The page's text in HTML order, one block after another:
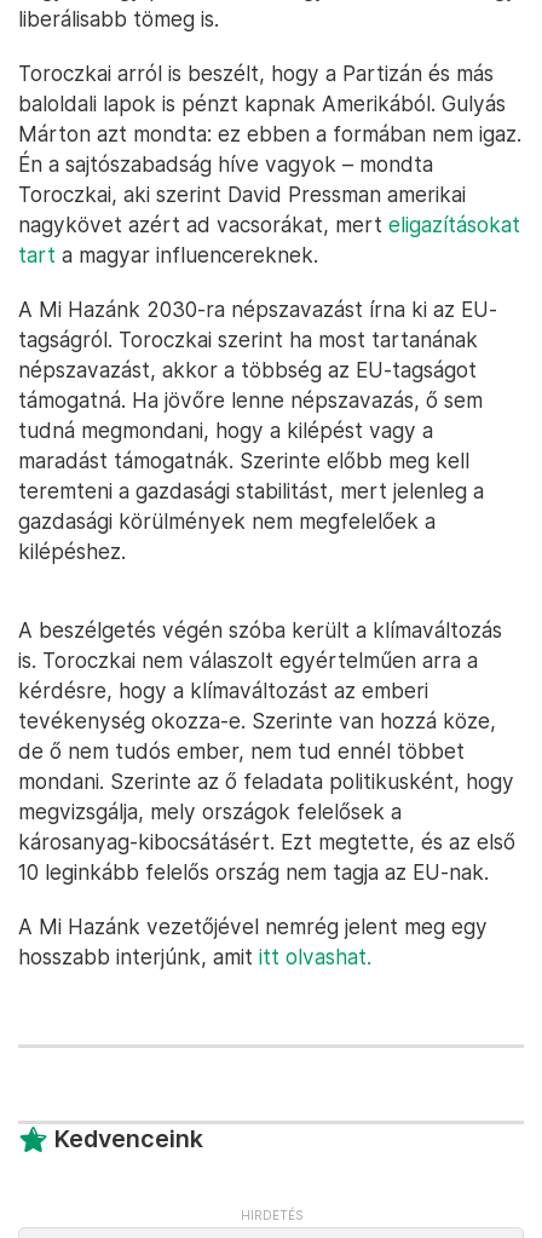
liberálisabb tömeg is.
Toroczkai arról is beszélt, hogy a Partizán és más
baloldali lapok is pénzt kapnak Amerikából. Gulyás
Márton azt mondta: ez ebben a formában nem igaz.
Én a sajtószabadság híve vagyok – mondta
Toroczkai, aki szerint David Pressman amerikai
nagykövet azért ad vacsorákat, mert eligazításokat
tart a magyar influencereknek.
A Mi Hazánk 2030-ra népszavazást írna ki az EU-
tagságról. Toroczkai szerint ha most tartanának
népszavazást, akkor a többség az EU-tagságot
támogatná. Ha jövőre lenne népszavazás, ő sem
tudná megmondani, hogy a kilépést vagy a
maradást támogatnák. Szerinte előbb meg kell
teremteni a gazdasági stabilitást, mert jelenleg a
gazdasági körülmények nem megfelelőek a
kilépéshez.
A beszélgetés végén szóba került a klímaváltozás
is. Toroczkai nem válaszolt egyértelműen arra a
kérdésre, hogy a klímaváltozást az emberi
tevékenység okozza-e. Szerinte van hozzá köze,
de ő nem tudós ember, nem tud ennél többet
mondani. Szerinte az ő feladata politikusként, hogy
megvizsgálja, mely országok felelősek a
károsanyag-kibocsátásért. Ezt megtette, és az első
10 leginkább felelős ország nem tagja az EU-nak.
A Mi Hazánk vezetőjével nemrég jelent meg egy
hosszabb interjúnk, amit itt olvashat.
Kedvenceink